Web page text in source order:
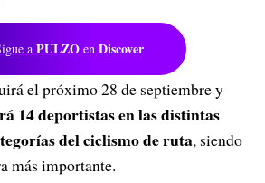
a PULZO en Discover
el próximo 28 de septiembre y
14 deportistas en las distintas
del ciclismo de ruta, siendo
más importante.